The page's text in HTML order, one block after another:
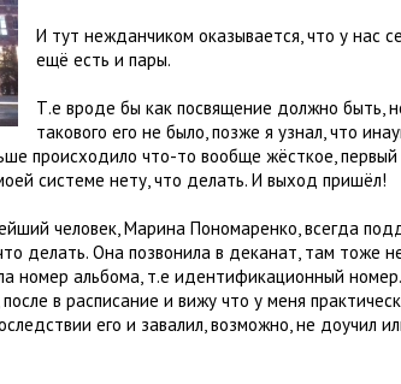
И тут нежданчиком оказывается, что у нас
ещё есть и пары.
Т.е вроде бы как посвящение должно быть,
такового его не было, позже я узнал, что
происходило что-то вообще жёсткое,
системе нету, что делать. И выход пришёл!
человек, Марина Пономаренко, всегда
делать. Она позвонила в деканат, там тоже
номер альбома, т.е идентификационный
в расписание и вижу что у меня
его и завалил, возможно, не доучил